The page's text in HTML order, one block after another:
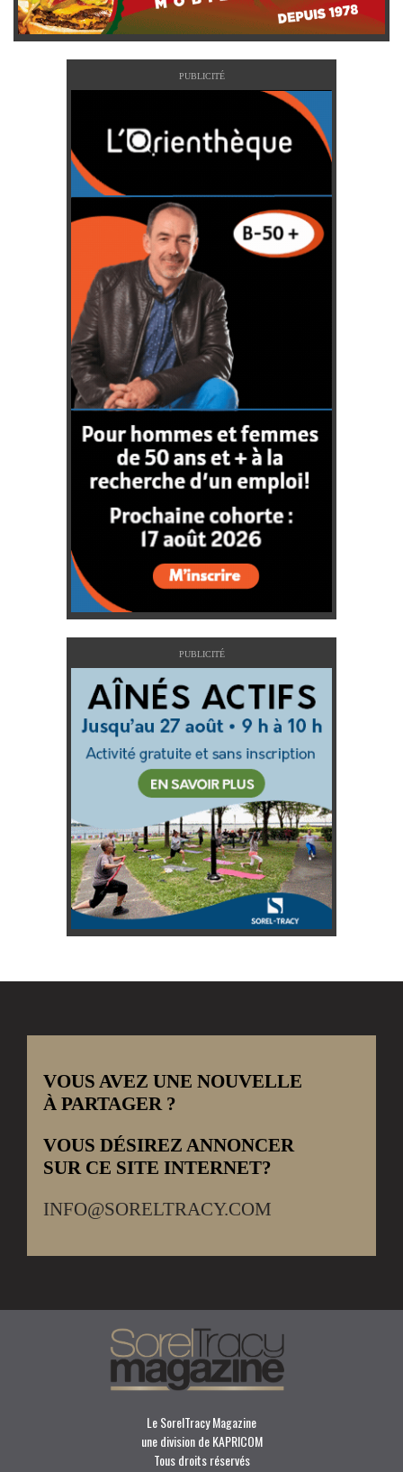
PUBLICITÉ
PUBLICITÉ
VOUS AVEZ UNE NOUVELLE
À PARTAGER ?
VOUS DÉSIREZ ANNONCER
SUR CE SITE INTERNET?
INFO@SORELTRACY.COM
Le SorelTracy Magazine
une division de KAPRICOM
Tous droits réservés